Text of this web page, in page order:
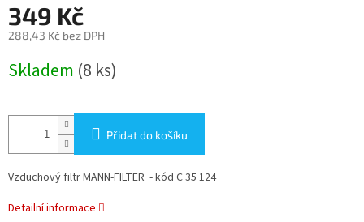
349 Kč
288,43 Kč bez DPH
cena:
Skladem (8 ks)
Přidat do košíku
Vzduchový filtr MANN-FILTER - kód C 35 124
Detailní informace